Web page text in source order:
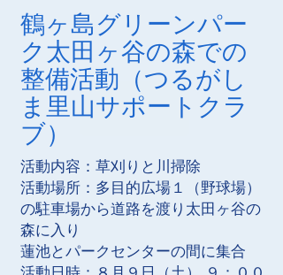
鶴ヶ島グリーンパー
ク太田ヶ谷の森での
整備活動（つるがし
ま里山サポートクラ
ブ）
活動内容：草刈りと川掃除
活動場所：多目的広場１（野球場）
の駐車場から道路を渡り太田ヶ谷の
森に入り
蓮池とパークセンターの間に集合